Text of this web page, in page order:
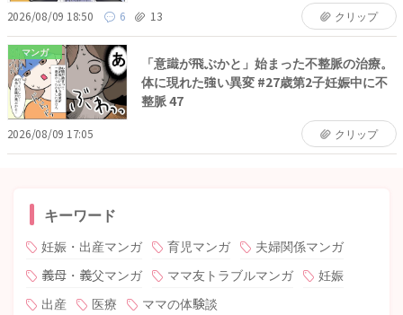
2026/08/09 18:50 6 13 クリップ
マンガ
「意識が飛ぶかと」始まった不整脈の治療。
体に現れた強い異変 #27歳第2子妊娠中に不
整脈 47
2026/08/09 17:05 クリップ
キーワード
妊娠・出産マンガ 育児マンガ
夫婦関係マンガ
義母・義父マンガ
ママ友トラブルマンガ
妊娠
出産
医療 ママの体験談